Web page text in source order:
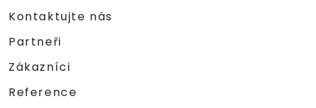
Kontaktujte nás
Partneři
Zákazníci
Reference